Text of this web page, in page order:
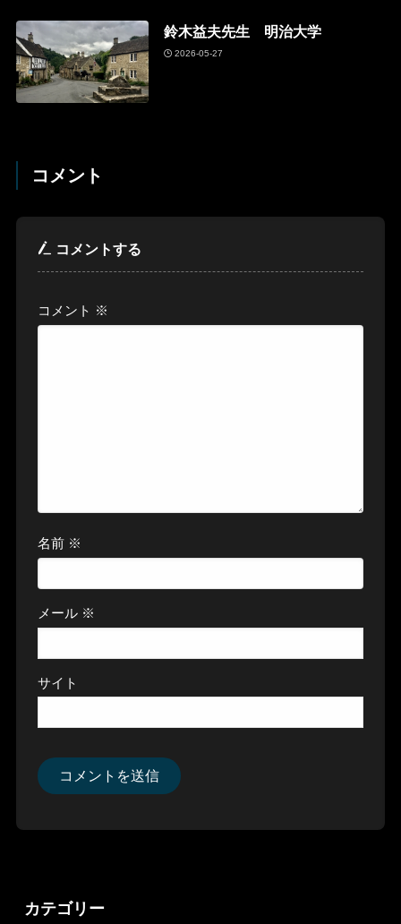
鈴木益夫先生 明治大学
2026-05-27
コメント
コメントする
コメント ※
名前 ※
メール ※
サイト
カテゴリー